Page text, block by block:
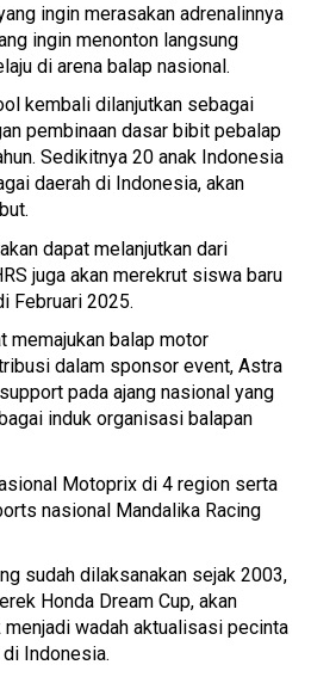
ingin merasakan adrenalinnya
ingin menonton langsung
di arena balap nasional.
kembali dilanjutkan sebagai
pembinaan dasar bibit pebalap
Sedikitnya 20 anak Indonesia
daerah di Indonesia, akan
dapat melanjutkan dari
juga akan merekrut siswa baru
Februari 2025.
memajukan balap motor
dalam sponsor event, Astra
pada ajang nasional yang
induk organisasi balapan
Motoprix di 4 region serta
nasional Mandalika Racing
sudah dilaksanakan sejak 2003,
Honda Dream Cup, akan
wadah aktualisasi pecinta
Indonesia.